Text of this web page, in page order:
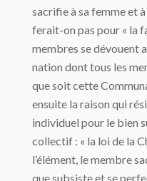
sacrifie à sa femme et
ferait-on pas pour « la
membres se dévouent
nation dont tous les
que soit cette
ensuite la raison qui
individuel pour le bien
collectif : « la loi de la
l’élément, le membre
que subsiste et se